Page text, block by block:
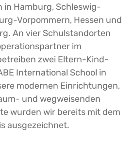
Hamburg, Schleswig-
Vorpommern, Hessen und
An vier Schulstandorten
im
zwei Eltern-Kind-
International School in
modernen Einrichtungen,
und wegweisenden
wurden wir bereits mit dem
ausgezeichnet.